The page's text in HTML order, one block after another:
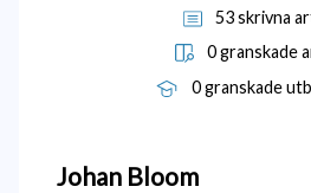
53 skrivna
0 granskade
0 granskade
Johan Bloom